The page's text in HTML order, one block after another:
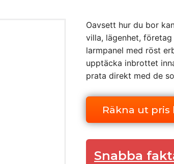
Oavsett hur du bor
villa, lägenhet,
larmpanel med röst
upptäcka inbrottet
prata direkt med de
Räkna ut pris
Snabba